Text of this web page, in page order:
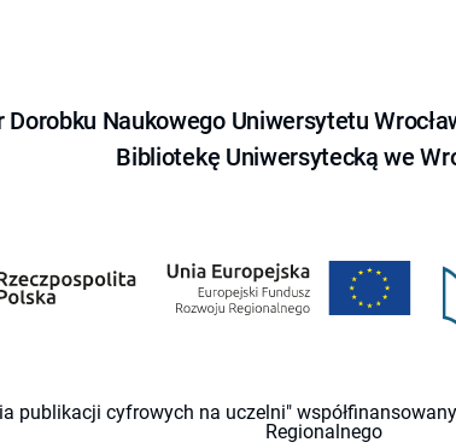
Dorobku Naukowego Uniwersytetu
Bibliotekę Uniwersytecką we
publikacji cyfrowych na uczelni"
Regionalnego